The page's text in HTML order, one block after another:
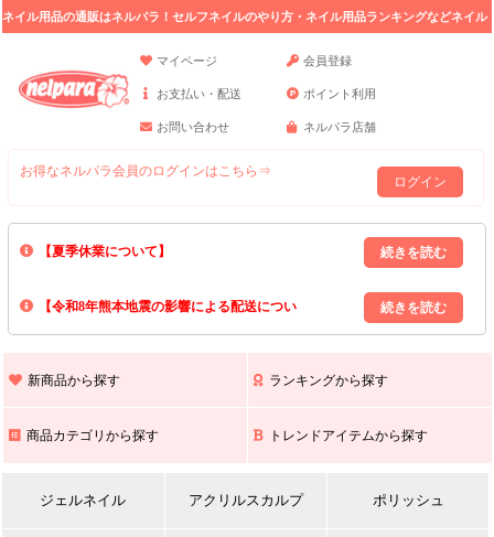
ネイル用品の通販はネルパラ！セルフネイルのやり方・ネイル用品ランキングなどネイル
マイページ
会員登録
お支払い・配送 ポイント利用
お問い合わせ ネルパラ店舗
お得なネルパラ会員のログインはこちら⇒
ログイン
【夏季休業について】
8/13(木)～8/16(日)の間｢出荷業務・お問い合わせ業務｣はお休みいたしま
上記期間中のご注文・お問い合わせは8/17(月)以降の対応となりますので
【令和8年熊本地震の影響による配送につい
また､ 九州全域でお荷物のお届けに遅延が生じております｡
新商品から探す ランキングから探す
商品カテゴリから探す トレンドアイテムから探す
ジェルネイル アクリルスカルプ ポリッシュ